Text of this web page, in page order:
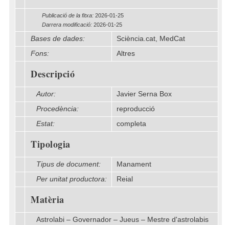
Publicació de la fitxa: 2026-01-25
Darrera modificació: 2026-01-25
Bases de dades:
Sciència.cat, MedCat
Fons:
Altres
Descripció
Autor:
Javier Serna Box
Procedència:
reproducció
Estat:
completa
Tipologia
Tipus de document:
Manament
Per unitat productora:
Reial
Matèria
Astrolabi – Governador – Jueus – Mestre d'astrolabis